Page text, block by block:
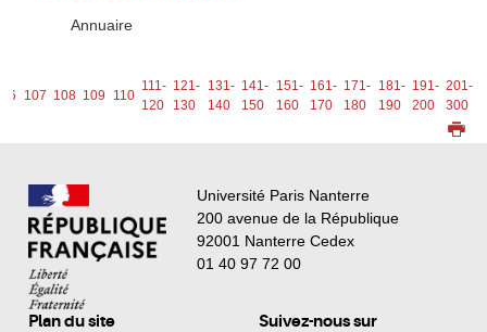
Type :
Annuaire
107 108 109 110
111-
120
121-
130
131-
140
141-
150
151-
160
161-
170
171-
180
181-
190
191-
200
201-
300
Université Paris Nanterre
200 avenue de la République
92001 Nanterre Cedex
01 40 97 72 00
Plan du site Suivez-nous sur